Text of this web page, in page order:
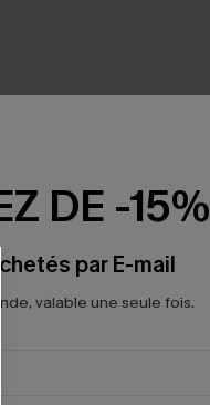
DE -15%
par E-mail
valable une seule fois.